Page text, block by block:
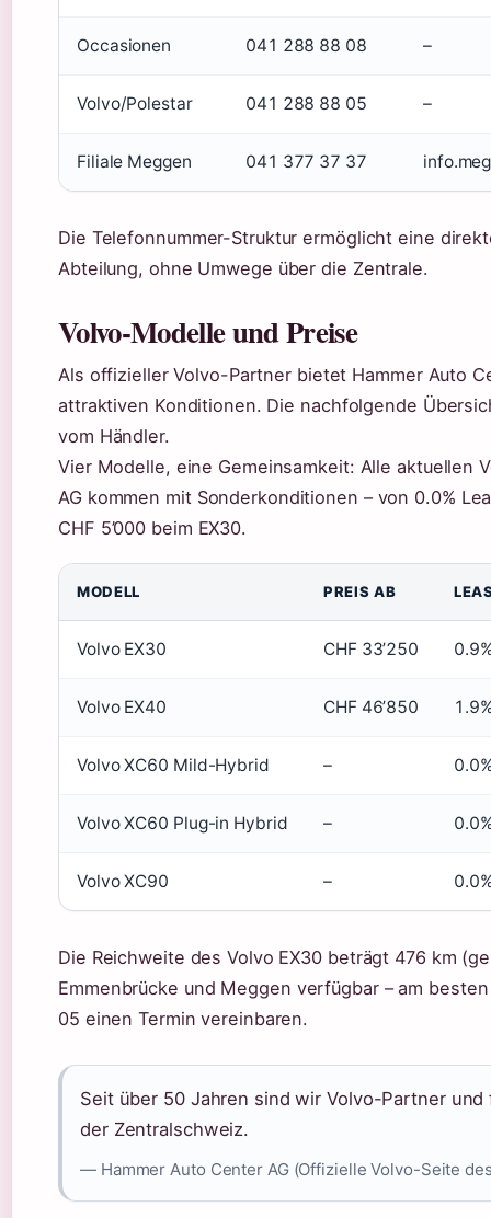
Occasionen 041 288 88 08 –
Volvo/Polestar 041 288 88 05 –
Filiale Meggen 041 377 37 37
Die Telefonnummer-Struktur ermöglicht eine
Abteilung, ohne Umwege über die Zentrale.
Volvo-Modelle und Preise
Als offizieller Volvo-Partner bietet Hammer Auto
attraktiven Konditionen. Die nachfolgende
vom Händler.
Vier Modelle, eine Gemeinsamkeit: Alle aktuellen
AG kommen mit Sonderkonditionen – von 0.0%
CHF 5’000 beim EX30.
MODELL PREIS AB
Volvo EX30 CHF 33’250
Volvo EX40 CHF 46’850
Volvo XC60 Mild-Hybrid –
Volvo XC60 Plug-in Hybrid –
Volvo XC90 –
Die Reichweite des Volvo EX30 beträgt 476 km
Emmenbrücke und Meggen verfügbar – am
05 einen Termin vereinbaren.
Seit über 50 Jahren sind wir Volvo-Partner
der Zentralschweiz.
— Hammer Auto Center AG (Offizielle Volvo-Seite